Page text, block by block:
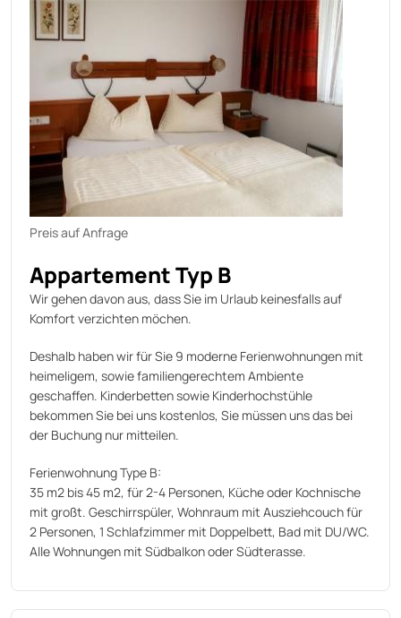
Preis auf Anfrage
Appartement Typ B
Wir gehen davon aus, dass Sie im Urlaub keinesfalls auf
Komfort verzichten möchen.
Deshalb haben wir für Sie 9 moderne Ferienwohnungen mit
heimeligem, sowie familiengerechtem Ambiente
geschaffen. Kinderbetten sowie Kinderhochstühle
bekommen Sie bei uns kostenlos, Sie müssen uns das bei
der Buchung nur mitteilen.
Ferienwohnung Type B:
35 m2 bis 45 m2, für 2-4 Personen, Küche oder Kochnische
mit großt. Geschirrspüler, Wohnraum mit Ausziehcouch für
2 Personen, 1 Schlafzimmer mit Doppelbett, Bad mit DU/WC.
Alle Wohnungen mit Südbalkon oder Südterasse.